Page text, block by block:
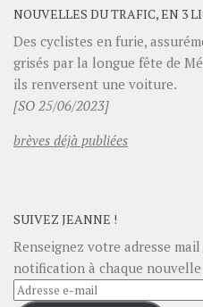
NOUVELLES DU TRAFIC, EN 3
Des cyclistes en furie,
grisés par la longue fête de
ils renversent une voiture.
[SO 25/06/2023]
brèves déjà publiées
SUIVEZ JEANNE !
Renseignez votre adresse
notification à chaque
Adresse